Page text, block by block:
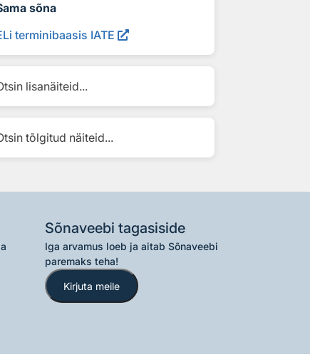
sõna
terminibaasis IATE
lisanäiteid...
tõlgitud näiteid...
Sõnaveebi tagasiside
Iga arvamus loeb ja aitab Sõnaveebi
paremaks teha!
Kirjuta meile